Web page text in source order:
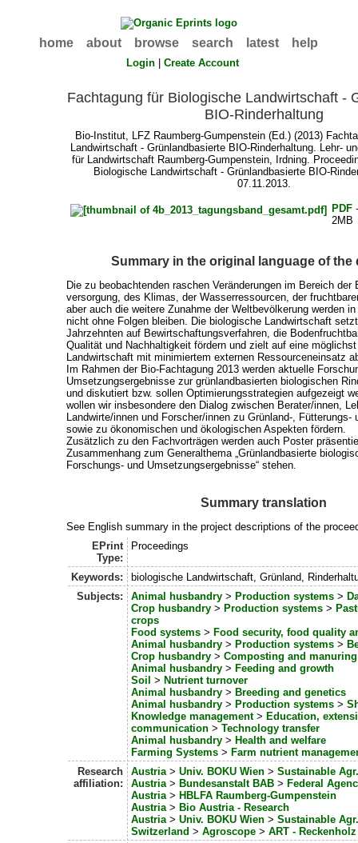
home about browse search latest help
Login |Create Account
Fachtagung für Biologische Landwirtschaft -
BIO-Rinderhaltung
Bio-Institut, LFZ Raumberg-Gumpenstein (Ed.) (2013)
Landwirtschaft - Grünlandbasierte BIO-Rinderhaltung. Lehr-
für Landwirtschaft Raumberg-Gumpenstein, Irdning.
Biologische Landwirtschaft - Grünlandbasierte BIO-
07.11.2013.
PDF
2MB
Summary in the original language of the
Die zu beobachtenden raschen Veränderungen im Bereich
versorgung, des Klimas, der Wasserressourcen, der
aber auch die weitere Zunahme der Weltbevölkerung werden
nicht ohne Folgen bleiben. Die biologische Landwirtschaft
Jahrzehnten auf Bewirtschaftungsverfahren, die
Qualität und Nachhaltigkeit fördern und zielt auf eine
Landwirtschaft mit minimiertem externen Ressourceneinsatz
Im Rahmen der Bio-Fachtagung 2013 werden aktuelle
Umsetzungsergebnisse zur grünlandbasierten biologischen
und diskutiert bzw. sollen Optimierungsstrategien aufgezeigt
wollen wir insbesondere den Dialog zwischen Berater/innen,
Landwirte/innen und Forscher/innen zu Grünland-, Fütterungs-
sowie zu ökonomischen und ökologischen Aspekten fördern.
Zusätzlich zu den Fachvorträgen werden auch Poster
Zusammenhang zum Generalthema „Grünlandbasierte
Forschungs- und Umsetzungsergebnisse“ stehen.
Summary translation
See English summary in the project descriptions of the
EPrint
Type:
Proceedings
Keywords:
biologische Landwirtschaft, Grünland,
Subjects:
Animal husbandry> Production systems>
Crop husbandry> Production systems>
crops
Food systems> Food security, food quality
Animal husbandry> Production systems>
Crop husbandry> Composting and manuring
Animal husbandry> Feeding and growth
Soil > Nutrient turnover
Animal husbandry> Breeding and genetics
Animal husbandry> Production systems>
Knowledge management> Education,
communication> Technology transfer
Animal husbandry> Health and welfare
Farming Systems> Farm nutrient
Research
affiliation:
Austria> Univ. BOKU Wien> Sustainable
Austria> Bundesanstalt BAB> Federal
Austria> HBLFA Raumberg-Gumpenstein
Austria> Bio Austria - Research
Austria> Univ. BOKU Wien> Sustainable
Switzerland > Agroscope> ART -